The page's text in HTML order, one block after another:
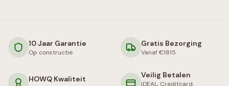
10 Jaar Garantie
Op constructie
Gratis Bezorging
Vanaf €1815
HOWQ Kwaliteit Veilig Betalen
iDEAL, Creditcard,